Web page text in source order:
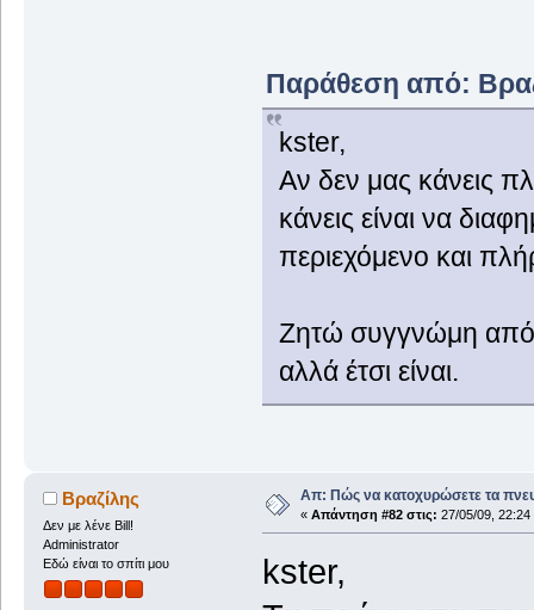
Παράθεση από:
kster,
Αν δεν μας κάνεις
κάνεις είναι να
περιεχόμενο και
Ζητώ συγγνώμη από
αλλά έτσι είναι.
Βραζίλης
Δεν με λένε Bill!
Administrator
Εδώ είναι το σπίτι μου
Απ: Πώς να κατοχυρώσετε τα
« Απάντηση #82 στις: 27/05/09, 22:24
kster,